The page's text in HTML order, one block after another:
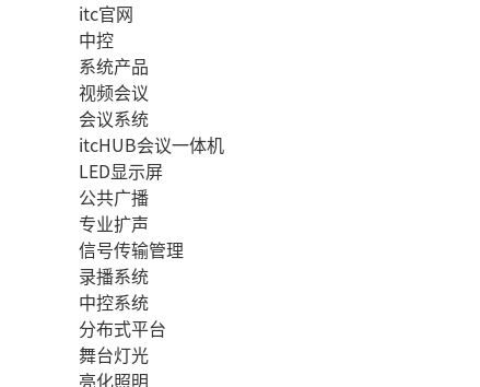
itc官网
中控
系统产品
视频会议
会议系统
itcHUB会议一体机
LED显示屏
公共广播
专业扩声
信号传输管理
录播系统
中控系统
分布式平台
舞台灯光
亮化照明